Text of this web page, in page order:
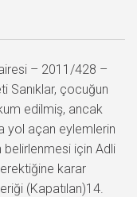
– 2011/428 –
Sanıklar, çocuğun
edilmiş, ancak
yol açan eylemlerin
belirlenmesi için Adli
karar
(Kapatılan)14.